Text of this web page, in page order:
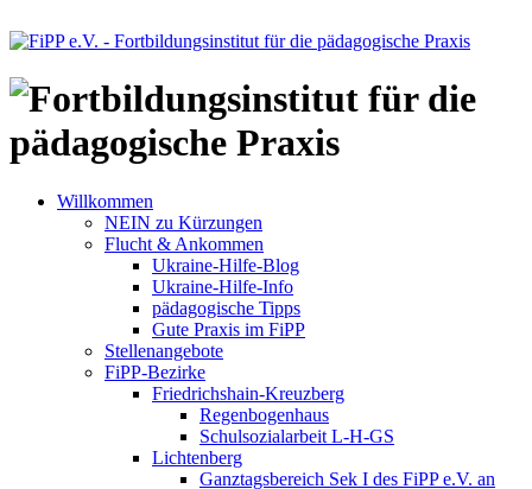
Willkommen
NEIN zu Kürzungen
Flucht & Ankommen
Ukraine-Hilfe-Blog
Ukraine-Hilfe-Info
pädagogische Tipps
Gute Praxis im FiPP
Stellenangebote
FiPP-Bezirke
Friedrichshain-Kreuzberg
Regenbogenhaus
Schulsozialarbeit L-H-GS
Lichtenberg
Ganztagsbereich Sek I des FiPP e.V. an